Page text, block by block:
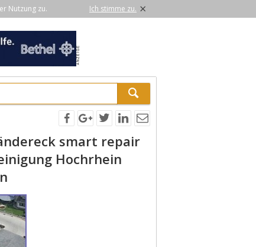
Nutzung zu. Ich stimme zu. ×
smart repair
Hochrhein